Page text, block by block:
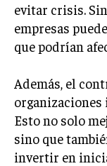
evitar crisis.
empresas
que podrían
Además, el
Esto no solo
sino que
invertir en